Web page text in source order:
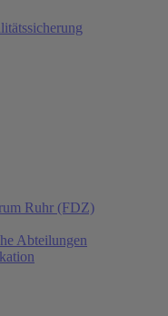
Ruhr (FDZ)
Abteilungen